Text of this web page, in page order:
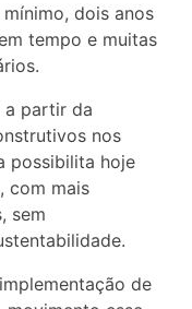
dois anos
tempo e muitas
a partir da
nos
possibilita hoje
com mais
sem
de